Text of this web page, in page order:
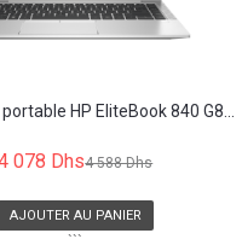
HP EliteBook 840 G8...
078 Dhs4 588 Dhs
AJOUTER AU PANIER